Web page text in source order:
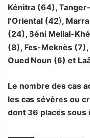
Kénitra (64),
l’Oriental (42),
(24), Béni Mellal-
(8), Fès-Meknès
Oued Noun (6) et
Le nombre des cas
les cas sévères ou
dont 36 placés sous